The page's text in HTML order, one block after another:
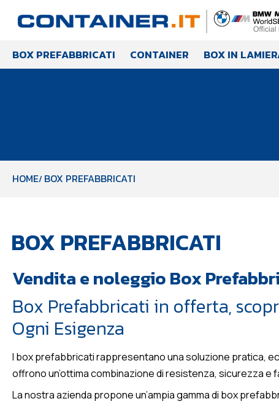
BOX PREFABBRICATI CONTAINER BOX IN
HOME BOX PREFABBRICATI
BOX PREFABBRICATI
Vendita e noleggio Box
Box Prefabbricati in offerta,
Ogni Esigenza
I box prefabbricati rappresentano una soluzione pratica,
offrono un’ottima combinazione di resistenza, sicurezza e
La nostra azienda propone un’ampia gamma di box